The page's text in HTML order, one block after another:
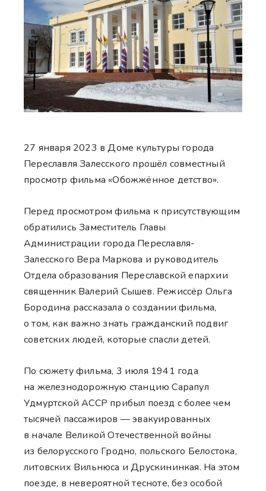
27 января 2023 в Доме культуры города
Переславля Залесского прошёл совместный
просмотр фильма «Обожжённое детство».
Перед просмотром фильма к присутствующим
обратились Заместитель Главы
Администрации города Переславля-
Залесского Вера Маркова и руководитель
Отдела образования Переславской епархии
священник Валерий Сышев. Режиссёр Ольга
Бородина рассказала о создании фильма,
о том, как важно знать гражданский подвиг
советских людей, которые спасли детей.
По сюжету фильма, 3 июля 1941 года
на железнодорожную станцию Сарапул
Удмуртской АССР прибыл поезд с более чем
тысячей пассажиров — эвакуированных
в начале Великой Отечественной войны
из белорусского Гродно, польского Белостока,
литовских Вильнюса и Друскининкая. На этом
поезде, в невероятной тесноте, без особой